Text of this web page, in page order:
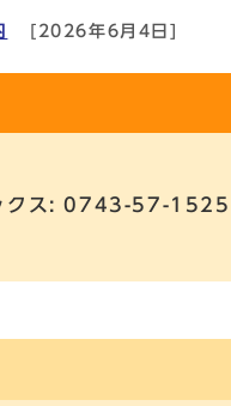
[2026年6月4日]
クス: 0743-57-1525